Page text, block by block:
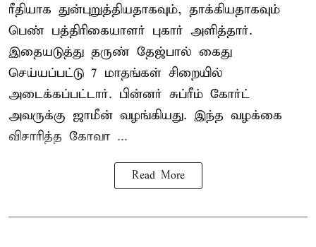
ரீதியாக துன்புறுத்தியதாகவும், தாக்கியதாகவும்
பெண் பத்திரிகையாளர் புகார் அளித்தார்.
இதையடுத்து தருண் தேஜ்பால் கைது
செய்யப்பட்டு 7 மாதங்கள் சிறையில்
அடைக்கப்பட்டார். பின்னர் சுப்ரீம் கோர்ட்
அவருக்கு ஜாமீன் வழங்கியது. இந்த வழக்கை
விசாரித்த கோவா ...
Read More